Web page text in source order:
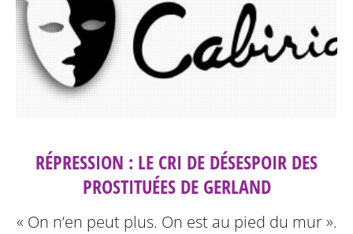
RÉPRESSION : LE CRI DE DÉSESPOIR DES
PROSTITUÉES DE GERLAND
« On n’en peut plus. On est au pied du mur ».